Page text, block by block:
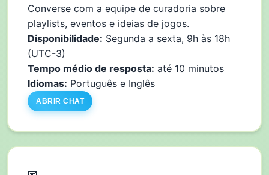
Converse com a equipe de curadoria sobre
playlists, eventos e ideias de jogos.
Disponibilidade: Segunda a sexta, 9h às 18h
(UTC-3)
Tempo médio de resposta: até 10 minutos
Idiomas: Português e Inglês
ABRIR CHAT